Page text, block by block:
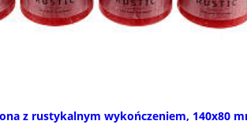
z rustykalnym wykończeniem, 140x80